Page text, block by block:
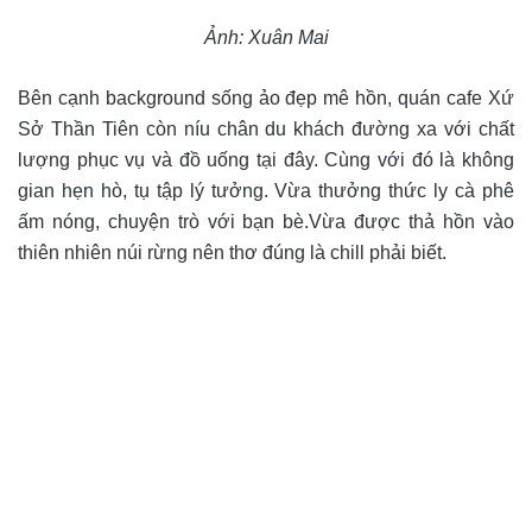
Ảnh: Xuân Mai
Bên cạnh background sống ảo đẹp mê hồn, quán cafe Xứ
Sở Thần Tiên còn níu chân du khách đường xa với chất
lượng phục vụ và đồ uống tại đây. Cùng với đó là không
gian hẹn hò, tụ tập lý tưởng. Vừa thưởng thức ly cà phê
ấm nóng, chuyện trò với bạn bè.Vừa được thả hồn vào
thiên nhiên núi rừng nên thơ đúng là chill phải biết.